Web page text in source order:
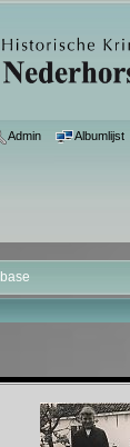
Admin Albumlijst